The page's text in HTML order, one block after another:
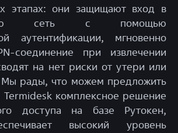
этапах: они защищают вход в
сеть с помощью
аутентификации, мгновенно
соединение при извлечении
на нет риски от утери или
Мы рады, что можем предложить
Termidesk комплексное решение
доступа на базе Рутокен,
высокий уровень